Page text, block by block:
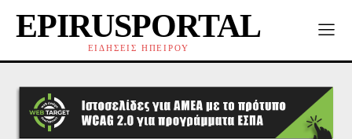
EPIRUSPORTAL
ΕΙΔΗΣΕΙΣ ΗΠΕΙΡΟΥ